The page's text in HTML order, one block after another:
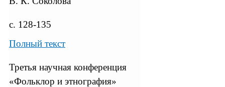
с. 128-135
Полный текст
Третья научная конференция
«Фольклор и этнография»